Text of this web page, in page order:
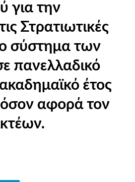
για την
Στρατιωτικές
σύστημα των
πανελλαδικό
έτος
αφορά τον